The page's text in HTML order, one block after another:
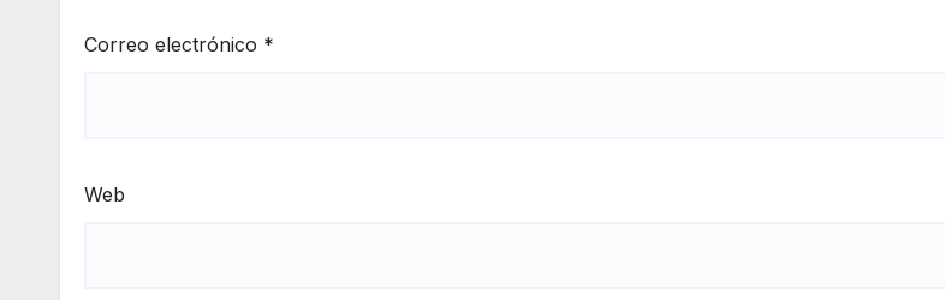
Correo electrónico *
Web